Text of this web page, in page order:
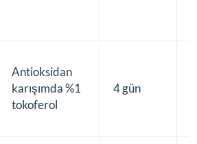
Antioksidan
karışımda %1
tokoferol
4 gün